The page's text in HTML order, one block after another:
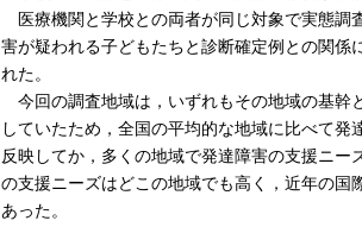
医療機関と学校との両者が同じ対象で実態調
害が疑われる子どもたちと診断確定例との関係
れた。
今回の調査地域は，いずれもその地域の基幹
していたため，全国の平均的な地域に比べて
反映してか，多くの地域で発達障害の支援ニ
の支援ニーズはどこの地域でも高く，近年の
あった。